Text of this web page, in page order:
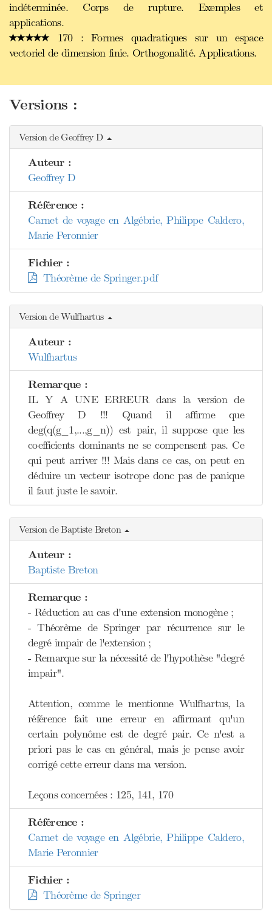
indéterminée. Corps de rupture. Exemples et
applications.
170 : Formes quadratiques sur un espace
vectoriel de dimension finie. Orthogonalité. Applications.
Versions :
Version de Geoffrey D
Auteur :
Geoffrey D
Référence :
Carnet de voyage en Algébrie, Philippe Caldero,
Marie Peronnier
Fichier :
Théorème de Springer.pdf
Version de Wulfhartus
Auteur :
Wulfhartus
Remarque :
IL Y A UNE ERREUR dans la version de
Geoffrey D !!! Quand il affirme que
deg(q(g_1,...,g_n)) est pair, il suppose que les
coefficients dominants ne se compensent pas. Ce
qui peut arriver !!! Mais dans ce cas, on peut en
déduire un vecteur isotrope donc pas de panique
il faut juste le savoir.
Version de Baptiste Breton
Auteur :
Baptiste Breton
Remarque :
- Réduction au cas d'une extension monogène ;
- Théorème de Springer par récurrence sur le
degré impair de l'extension ;
- Remarque sur la nécessité de l'hypothèse "degré
impair".
Attention, comme le mentionne Wulfhartus, la
référence fait une erreur en affirmant qu'un
certain polynôme est de degré pair. Ce n'est a
priori pas le cas en général, mais je pense avoir
corrigé cette erreur dans ma version.
Leçons concernées : 125, 141, 170
Référence :
Carnet de voyage en Algébrie, Philippe Caldero,
Marie Peronnier
Fichier :
Théorème de Springer